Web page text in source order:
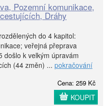
Pozemní komunikace,
Dráhy
do 4 kapitol:
veřejná přeprava
došlo k velkým úpravám
(44 změn) ... pokračování
Cena: 259 Kč
KOUPIT